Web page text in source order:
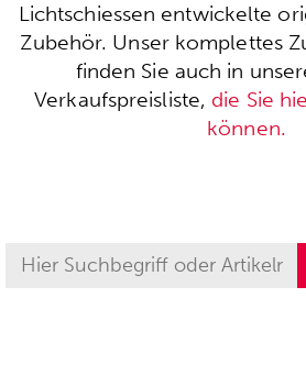
Lichtschiessen entwickelte
Zubehör. Unser komplettes
finden Sie auch in
Verkaufspreisliste, die Sie
können.